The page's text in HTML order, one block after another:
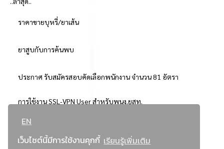
EN
เว็บไซต์นี้มีการใช้งานคุกกี้ เรียนรู้เพิ่มเติม
ราคาขายบุหรี่/ยาเส้น
ยาสูบกับการค้นพบ
ประกาศ รับสมัครสอบคัดเลือกพนักงาน จำนวน 81 อัตรา
การใช้งาน SSL-VPN User สำหรับพนง.ยสท.
..ยอดนิยม..